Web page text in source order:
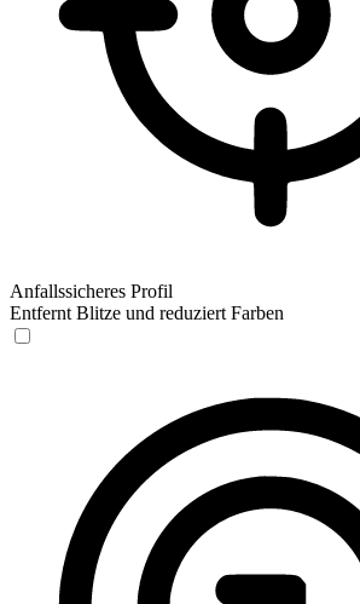
Anfallssicheres Profil
Entfernt Blitze und reduziert Farben